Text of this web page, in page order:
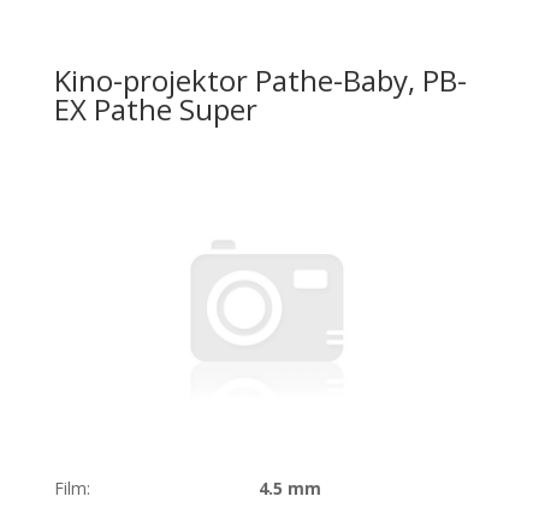
Kino-projektor Pathe-Baby, PB-
EX Pathe Super
Film: 4.5 mm